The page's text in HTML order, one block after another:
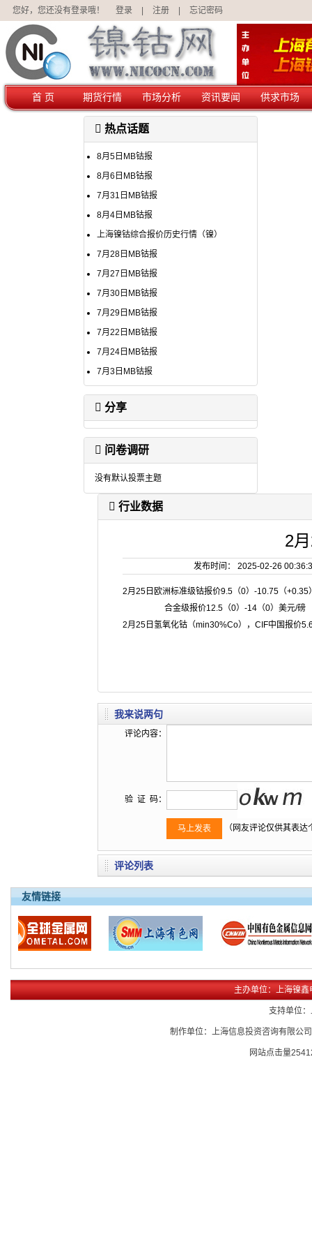
您好，您还没有登录哦！ 登录 注册 忘记密码
首 页 期货行情 市场分析 资讯要闻 供求市场
热点话题
8月5日MB钴报
8月6日MB钴报
7月31日MB钴报
8月4日MB钴报
上海镍钴综合报价历史行情（镍）
7月28日MB钴报
7月27日MB钴报
7月30日MB钴报
7月29日MB钴报
7月22日MB钴报
7月24日MB钴报
7月3日MB钴报
分享
问卷调研
没有默认投票主题
行业数据
2
发布时间： 2025-02-26
2月25日欧洲标准级钴报价9.5（0）-10.75（+0.35
合金级报价12.5（0）-14（0）美元/磅
2月25日氢氧化钴（min30%Co），CIF中国报价
我来说两句
评论内容：
验 证 码：
（网友评论仅供其表
评论列表
友情链接
主办单位：上海镍
支持单位
制作单位：上海信息投资咨询有限公
网站点击量